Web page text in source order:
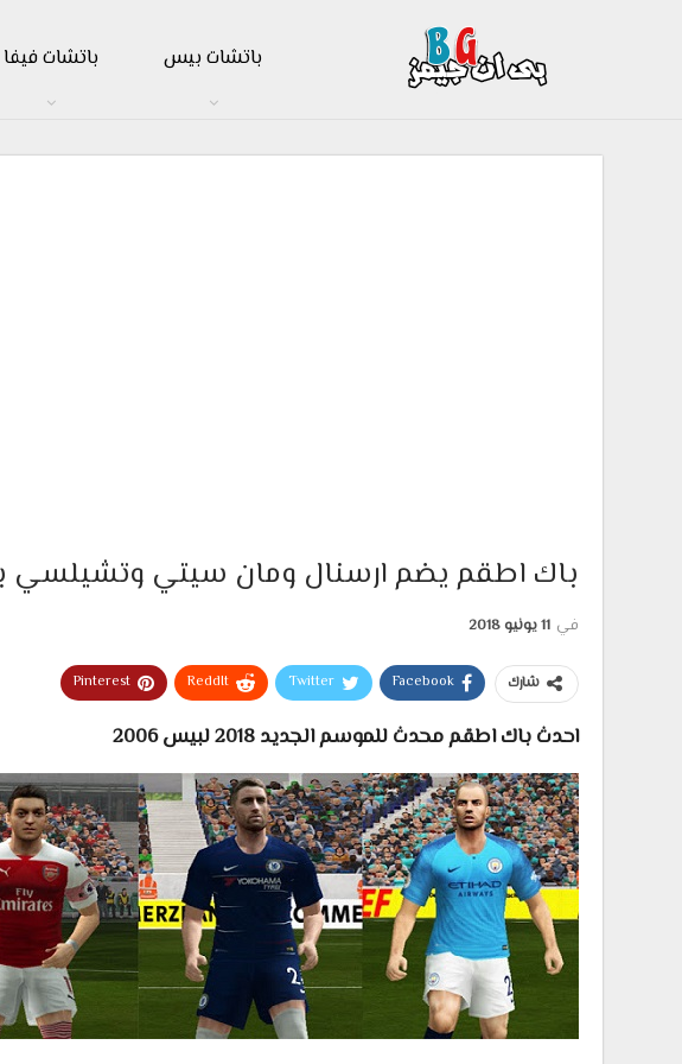
باتشات بيس باتشات فيفا
باك اطقم يضم ارسنال ومان سيتي وتشيلسي بأخر تحديث
في 11 يونيو 2018
شارك Facebook
Twitter
ReddIt
Pinterest
احدث باك اطقم محدث للموسم الجديد 2018 لبيس 2006